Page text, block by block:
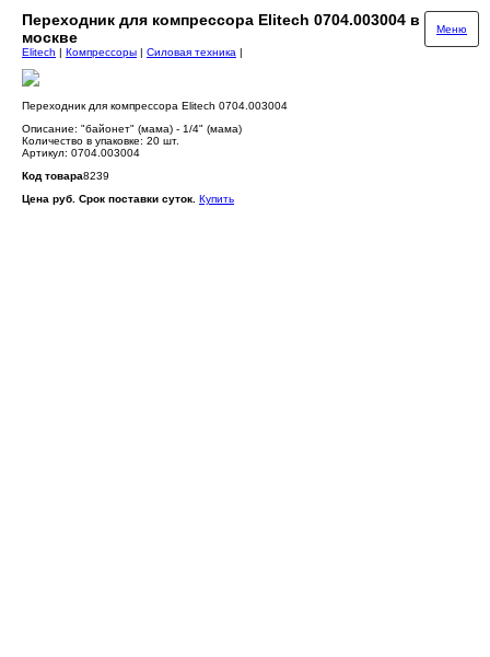
Переходник для компрессора Elitech 0704.003004 в
москве
Меню
Elitech | Компрессоры | Силовая техника |
Переходник для компрессора Elitech 0704.003004
Описание: "байонет" (мама) - 1/4" (мама)
Количество в упаковке: 20 шт.
Артикул: 0704.003004
Код товара8239
Цена руб. Срок поставки суток. Купить